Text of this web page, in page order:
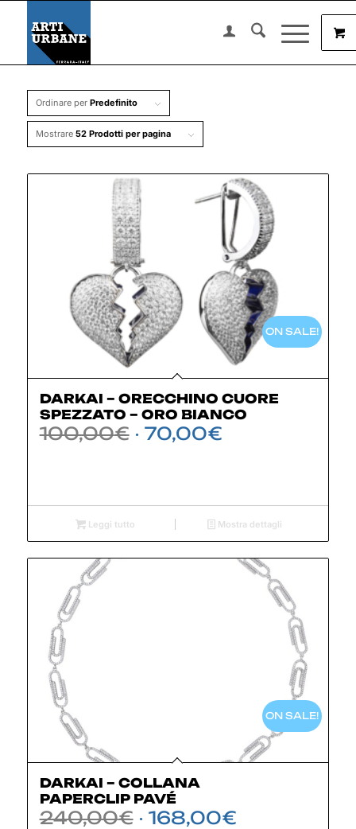
Ordinare per Predefinito
Mostrare 52 Prodotti per pagina
DARKAI – ORECCHINO CUORE
SPEZZATO – ORO BIANCO
100,00€ Il
100,00€.
70,00€Il
70,00€.
ON SALE!
Leggi tutto Mostra dettagli
DARKAI – COLLANA
PAPERCLIP PAVÉ
240,00€ Il 168,00€Il
ON SALE!